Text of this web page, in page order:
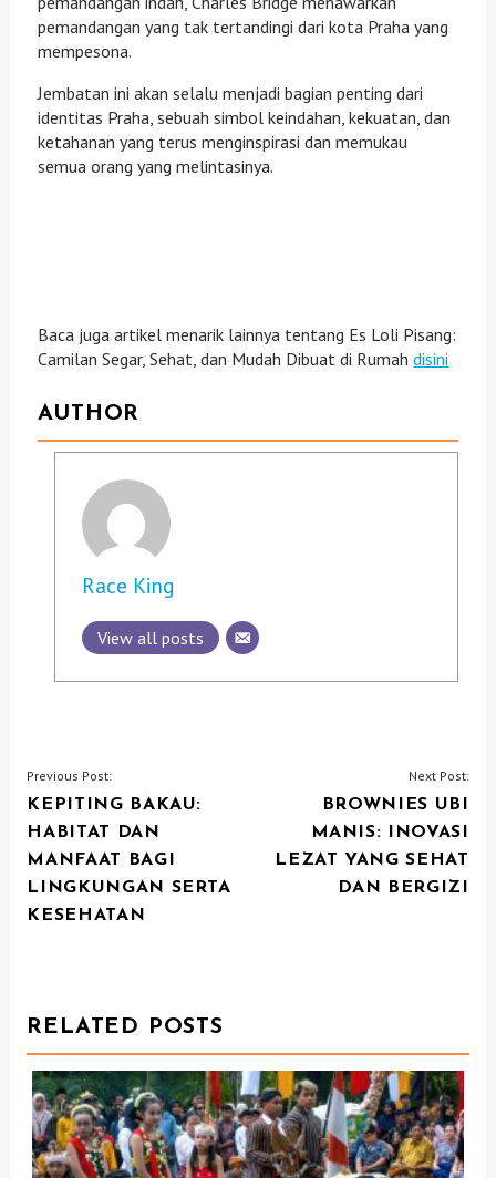
pemandangan yang tak tertandingi dari kota Praha yang
mempesona.
Jembatan ini akan selalu menjadi bagian penting dari
identitas Praha, sebuah simbol keindahan, kekuatan, dan
ketahanan yang terus menginspirasi dan memukau
semua orang yang melintasinya.
Baca juga artikel menarik lainnya tentang Es Loli Pisang:
Camilan Segar, Sehat, dan Mudah Dibuat di Rumahdisini
AUTHOR
Race King
View all posts
P
O
S
T
N
I
G
A
T
I
Previous Post:
KEPITING BAKAU:
HABITAT DAN
MANFAAT BAGI
LINGKUNGAN SERTA
KESEHATAN
Next Post:
BROWNIES UBI
MANIS: INOVASI
LEZAT YANG SEHAT
DAN BERGIZI
RELATED POSTS